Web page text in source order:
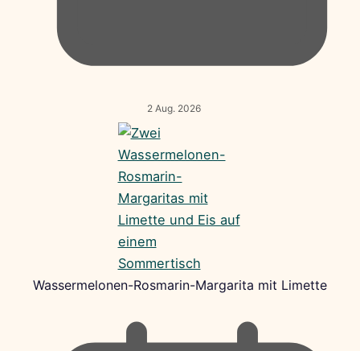
2 Aug. 2026
Wassermelonen-Rosmarin-Margarita mit Limette